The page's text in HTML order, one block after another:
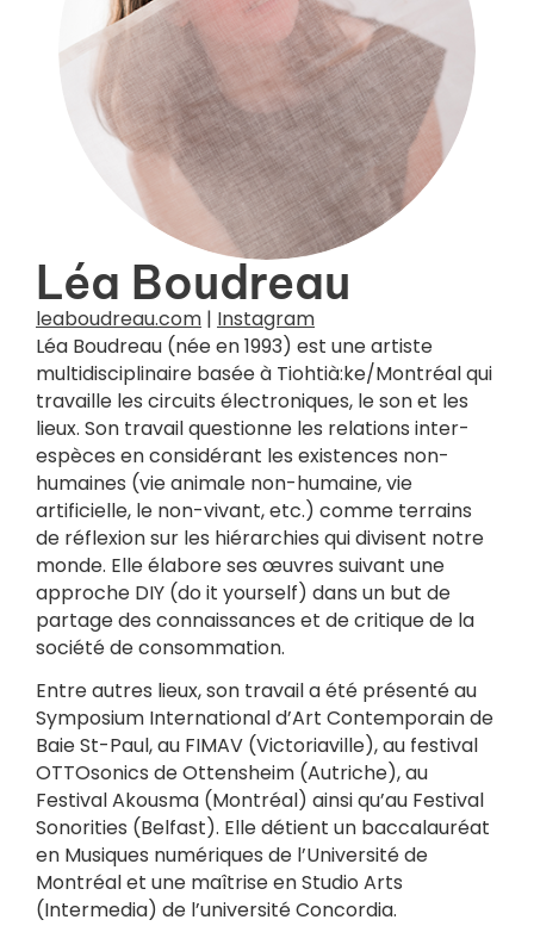
Crédit photo :
Dania Rioux
Léa Boudreau
leaboudreau.com | Instagram
Léa Boudreau (née en 1993) est une artiste
multidisciplinaire basée à Tiohtià:ke/Montréal qui
travaille les circuits électroniques, le son et les
lieux. Son travail questionne les relations inter-
espèces en considérant les existences non-
humaines (vie animale non-humaine, vie
artificielle, le non-vivant, etc.) comme terrains
de réflexion sur les hiérarchies qui divisent notre
monde. Elle élabore ses œuvres suivant une
approche DIY (do it yourself) dans un but de
partage des connaissances et de critique de la
société de consommation.
Entre autres lieux, son travail a été présenté au
Symposium International d’Art Contemporain de
Baie St-Paul, au FIMAV (Victoriaville), au festival
OTTOsonics de Ottensheim (Autriche), au
Festival Akousma (Montréal) ainsi qu’au Festival
Sonorities (Belfast). Elle détient un baccalauréat
en Musiques numériques de l’Université de
Montréal et une maîtrise en Studio Arts
(Intermedia) de l’université Concordia.